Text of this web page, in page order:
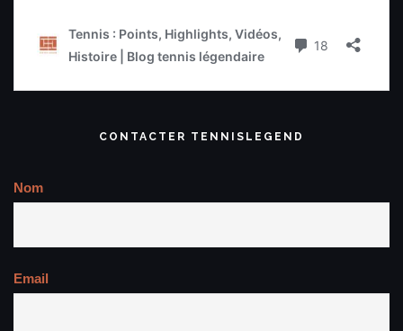
CONTACTER TENNISLEGEND
Nom
Email